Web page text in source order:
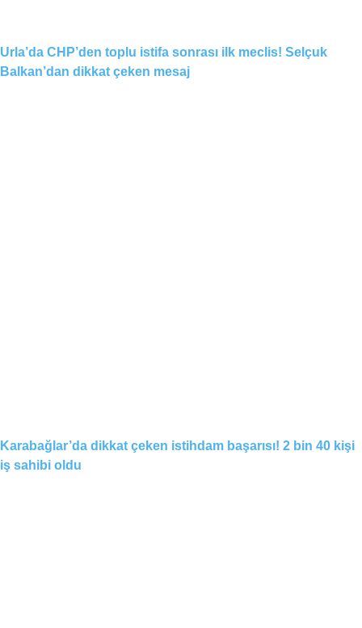
Urla’da CHP’den toplu istifa sonrası ilk meclis! Selçuk
Balkan’dan dikkat çeken mesaj
Karabağlar’da dikkat çeken istihdam başarısı! 2 bin 40 kişi
iş sahibi oldu